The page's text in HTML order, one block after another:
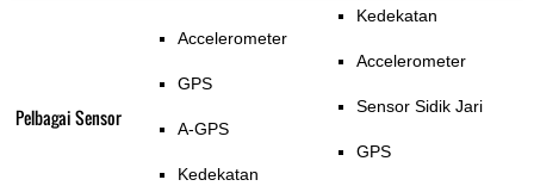
Pelbagai Sensor
Accelerometer
GPS
A-GPS
Kedekatan
Kedekatan
Accelerometer
Sensor Sidik Jari
GPS